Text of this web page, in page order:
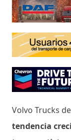
Volvo Trucks
tendencia